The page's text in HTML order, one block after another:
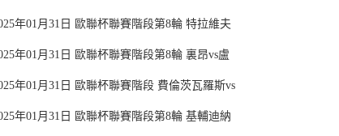
斯vs卡拉巴赫 全場錄像
年01月31日 歐聯杯聯賽階段第8輪 特拉維夫
卡比vs波爾圖 全場錄像
年01月31日 歐聯杯聯賽階段第8輪 裏昂vs盧
戈雷茨 全場錄像
年01月31日 歐聯杯聯賽階段 費倫茨瓦羅斯vs
爾克馬爾 全場錄像
年01月31日 歐聯杯聯賽階段第8輪 基輔迪納